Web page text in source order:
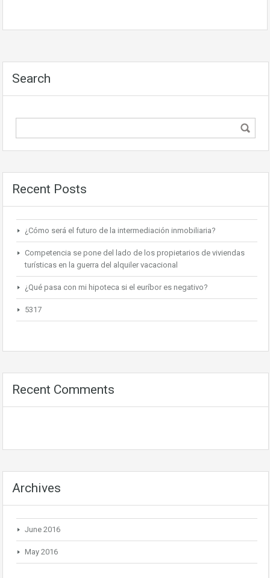
Search
Recent Posts
¿Cómo será el futuro de la intermediación inmobiliaria?
Competencia se pone del lado de los propietarios de viviendas
turísticas en la guerra del alquiler vacacional
¿Qué pasa con mi hipoteca si el euríbor es negativo?
5317
Recent Comments
Archives
June 2016
May 2016